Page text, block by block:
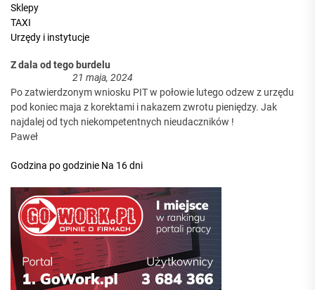
Sklepy
TAXI
Urzędy i instytucje
Z dala od tego burdelu
21 maja, 2024
Po zatwierdzonym wniosku PIT w połowie lutego odzew z urzędu
pod koniec maja z korektami i nakazem zwrotu pieniędzy. Jak
najdalej od tych niekompetentnych nieudaczników !
Paweł
Godzina po godzinie Na 16 dni